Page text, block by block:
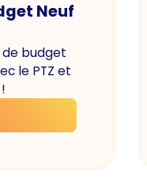
Neuf
budget
le PTZ et